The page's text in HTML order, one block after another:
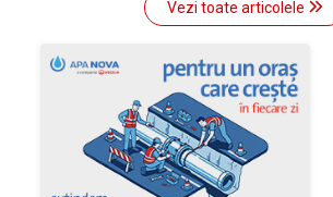
Vezi toate articolele